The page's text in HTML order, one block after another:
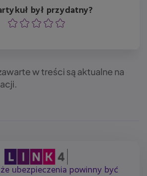
był przydatny?
OcenaOcenaOcena
OcenaOcena
w treści są aktualne na
ubezpieczenia powinny być